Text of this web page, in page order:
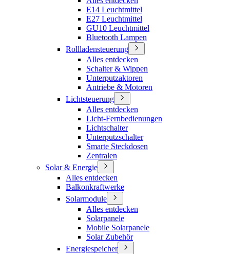
E14 Leuchtmittel
E27 Leuchtmittel
GU10 Leuchtmittel
Bluetooth Lampen
Rollladensteuerung
Alles entdecken
Schalter & Wippen
Unterputzaktoren
Antriebe & Motoren
Lichtsteuerung
Alles entdecken
Licht-Fernbedienungen
Lichtschalter
Unterputzschalter
Smarte Steckdosen
Zentralen
Solar & Energie
Alles entdecken
Balkonkraftwerke
Solarmodule
Alles entdecken
Solarpanele
Mobile Solarpanele
Solar Zubehör
Energiespeicher